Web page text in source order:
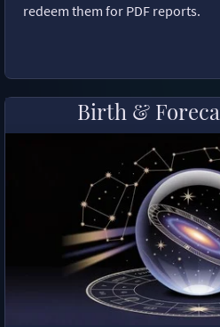
redeem them for PDF reports.
Birth &